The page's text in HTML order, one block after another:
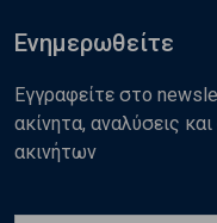
Ενημερωθείτε
Εγγραφείτε στο
ακίνητα, αναλύσεις
ακινήτων